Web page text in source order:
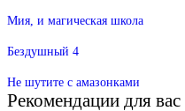
Мия, и магическая школа
Бездушный 4
Не шутите с амазонками
Рекомендации для вас